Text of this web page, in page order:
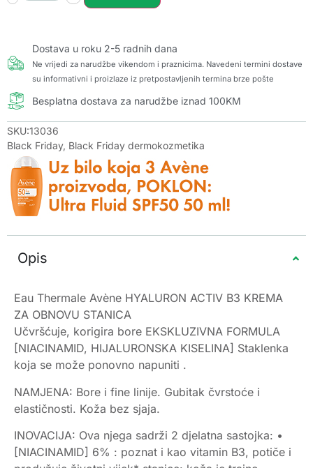
Dostava u roku 2-5 radnih dana
Ne vrijedi za narudžbe vikendom i praznicima. Navedeni termini dostave
su informativni i proizlaze iz pretpostavljenih termina brze pošte
Besplatna dostava za narudžbe iznad 100KM
SKU:13036
Black Friday, Black Friday dermokozmetika
Opis
Eau Thermale Avène HYALURON ACTIV B3 KREMA
ZA OBNOVU STANICA
Učvršćuje, korigira bore EKSKLUZIVNA FORMULA
[NIACINAMID, HIJALURONSKA KISELINA] Staklenka
koja se može ponovno napuniti .
NAMJENA: Bore i fine linije. Gubitak čvrstoće i
elastičnosti. Koža bez sjaja.
INOVACIJA: Ova njega sadrži 2 djelatna sastojka: •
[NIACINAMID] 6% : poznat i kao vitamin B3, potiče i